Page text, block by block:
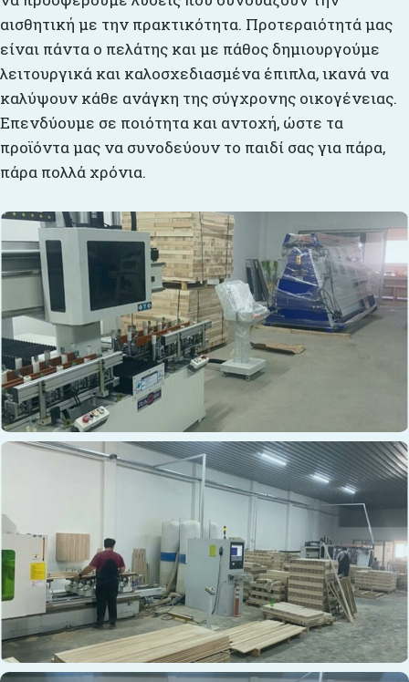
αισθητική με την πρακτικότητα. Προτεραιότητά μας
είναι πάντα ο πελάτης και με πάθος δημιουργούμε
λειτουργικά και καλοσχεδιασμένα έπιπλα, ικανά να
καλύψουν κάθε ανάγκη της σύγχρονης οικογένειας.
Επενδύουμε σε ποιότητα και αντοχή, ώστε τα
προϊόντα μας να συνοδεύουν το παιδί σας για πάρα,
πάρα πολλά χρόνια.